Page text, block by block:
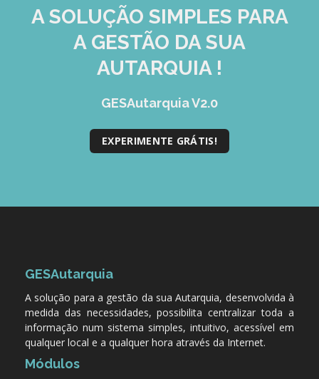
GESInventário
GESLicenciamento
GESMarcação
GESSNC-AP Reg. Completo
GESVencimento
GESViaturasAbandonadas
A SOLUÇÃO SIMPLES PARA
A GESTÃO DA SUA
AUTARQUIA !
GESAutarquia V2.0
EXPERIMENTE GRÁTIS!
GESAutarquia
A solução para a gestão da sua Autarquia, desenvolvida à
medida das necessidades, possibilita centralizar toda a
informação num sistema simples, intuitivo, acessível em
qualquer local e a qualquer hora através da Internet.
Módulos